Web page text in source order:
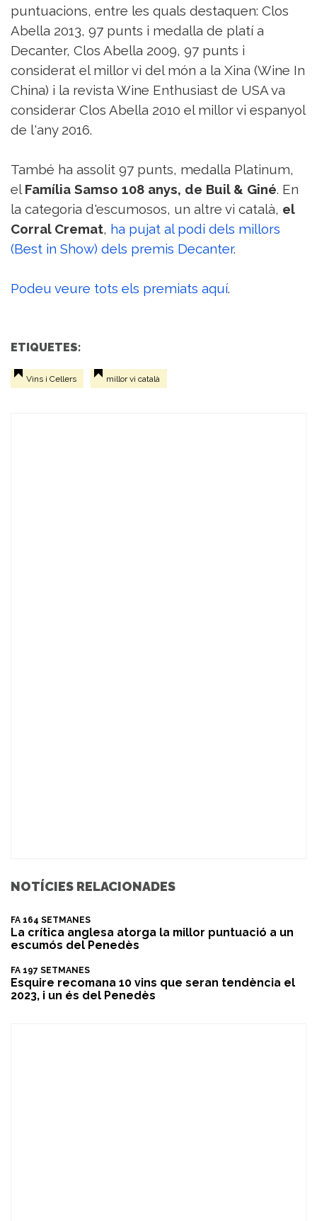
puntuacions, entre les quals destaquen: Clos
Abella 2013, 97 punts i medalla de platí a
Decanter, Clos Abella 2009, 97 punts i
considerat el millor vi del món a la Xina (Wine In
China) i la revista Wine Enthusiast de USA va
considerar Clos Abella 2010 el millor vi espanyol
de l'any 2016.
També ha assolit 97 punts, medalla Platinum,
el Família Samso 108 anys, de Buil & Giné. En
la categoria d'escumosos, un altre vi català, el
Corral Cremat, ha pujat al podi dels millors
(Best in Show) dels premis Decanter.
Podeu veure tots els premiats aquí.
ETIQUETES:
Vins i Cellers millor vi català
NOTÍCIES RELACIONADES
FA 164 SETMANES
La crítica anglesa atorga la millor puntuació a un
escumós del Penedès
FA 197 SETMANES
Esquire recomana 10 vins que seran tendència el
2023, i un és del Penedès